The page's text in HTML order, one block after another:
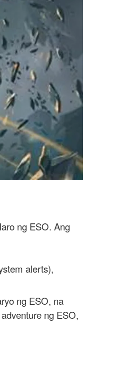
ng ESO. Ang
alerts),
ng ESO, na
ng ESO,